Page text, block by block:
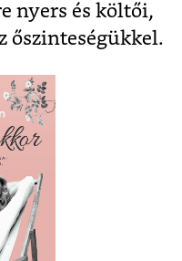
nyers és költői,
őszinteségükkel.